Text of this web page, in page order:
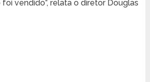
vendido”, relata o diretor Douglas